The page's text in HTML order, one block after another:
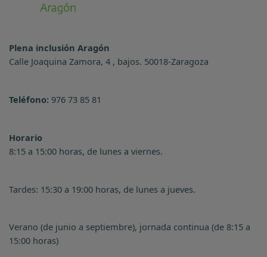
Plena inclusión Aragón
Calle Joaquina Zamora, 4 , bajos. 50018-Zaragoza
Teléfono: 976 73 85 81
Horario
8:15 a 15:00 horas, de lunes a viernes.
Tardes: 15:30 a 19:00 horas, de lunes a jueves.
Verano (de junio a septiembre), jornada continua (de 8:15 a
15:00 horas)